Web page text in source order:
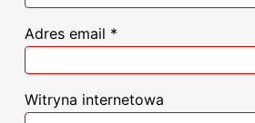
Adres email *
Witryna internetowa